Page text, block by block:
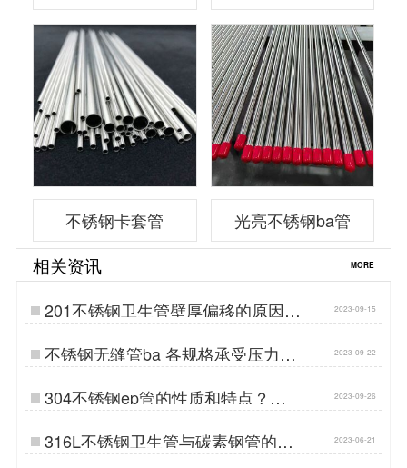
不锈钢卡套管 光亮不锈钢ba管
相关资讯 MORE
201不锈钢卫生管壁厚偏移的原因… 2023-09-15
不锈钢无缝管ba 各规格承受压力等
级型号图标…
2023-09-22
304不锈钢ep管的性质和特点？… 2023-09-26
316L不锈钢卫生管与碳素钢管的差
别？…
2023-06-21